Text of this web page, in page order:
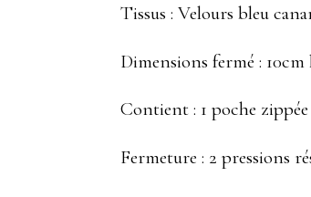
Tissus : Velours bleu
Dimensions fermé :
Contient : 1 poche
Fermeture : 2 pressions